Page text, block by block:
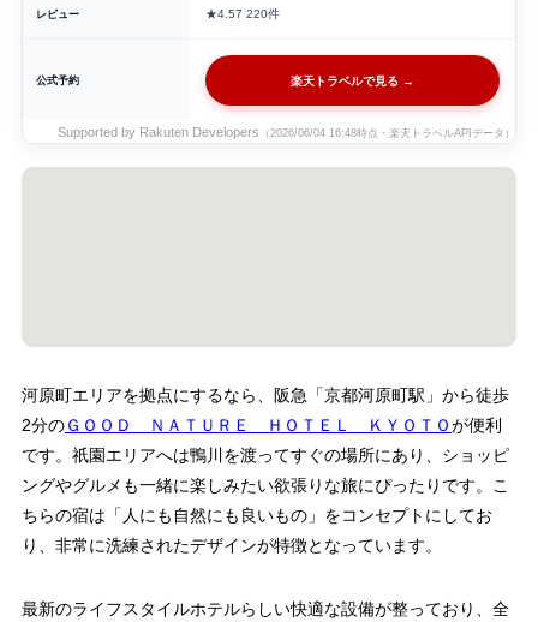
レビュー ★4.57 220件
公式予約 楽天トラベルで見る →
Supported by Rakuten Developers （2026/06/04 16:48時点・楽天トラベルAPIデータ）
河原町エリアを拠点にするなら、阪急「京都河原町駅」から徒歩
2分のＧＯＯＤ ＮＡＴＵＲＥ ＨＯＴＥＬ ＫＹＯＴＯが便利
です。祇園エリアへは鴨川を渡ってすぐの場所にあり、ショッピ
ングやグルメも一緒に楽しみたい欲張りな旅にぴったりです。こ
ちらの宿は「人にも自然にも良いもの」をコンセプトにしてお
り、非常に洗練されたデザインが特徴となっています。
最新のライフスタイルホテルらしい快適な設備が整っており、全